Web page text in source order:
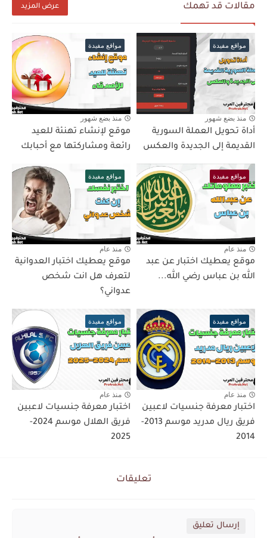
مقالات قد تهمك عرض المزيد
مواقع مفيدة
منذ بضع شهور
أداة تحويل العملة السورية
القديمة إلى الجديدة والعكس
مواقع مفيدة
منذ بضع شهور
موقع لإنشاء تهنئة للعيد
رائعة ومشاركتها مع أحبابك
مواقع مفيدة
منذ عام
موقع يعطيك اختبار عن عبد
الله بن عباس رضي الله...
مواقع مفيدة
منذ عام
موقع يعطيك اختبار العدوانية
لتعرف هل انت شخص
عدواني؟
مواقع مفيدة
منذ عام
اختبار معرفة جنسيات لاعبين
فريق ريال مدريد موسم 2013-
2014
مواقع مفيدة
منذ عام
اختبار معرفة جنسيات لاعبين
فريق الهلال موسم 2024-
2025
تعليقات
إرسال تعليق